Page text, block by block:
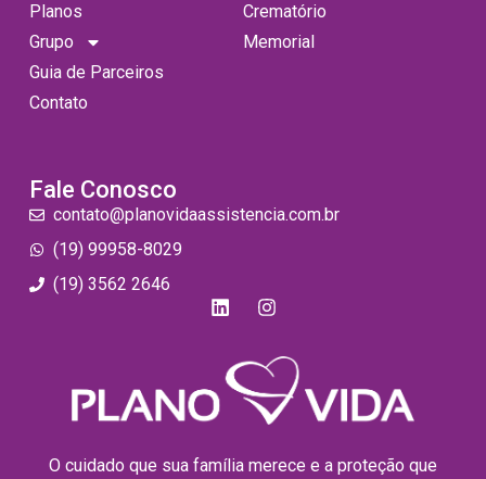
O cuidado que sua família merece e a proteção que
Planos
Grupo
Guia de Parceiros
Contato
Crematório
Memorial
Fale Conosco
contato@planovidaassistencia.com.br
(19) 99958-8029
(19) 3562 2646